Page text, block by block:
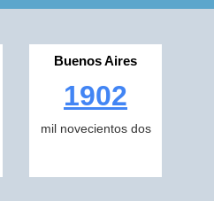
Buenos Aires
1902
mil novecientos dos